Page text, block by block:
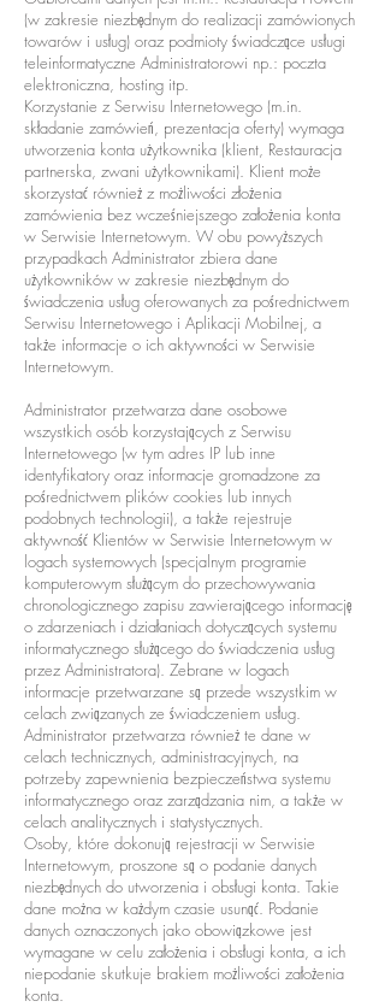
(w zakresie niezbędnym do realizacji zamówionych
towarów i usług) oraz podmioty świadczące usługi
teleinformatyczne Administratorowi np.: poczta
elektroniczna, hosting itp.
Korzystanie z Serwisu Internetowego (m.in.
składanie zamówień, prezentacja oferty) wymaga
utworzenia konta użytkownika (klient, Restauracja
partnerska, zwani użytkownikami). Klient może
skorzystać również z możliwości złożenia
zamówienia bez wcześniejszego założenia konta
w Serwisie Internetowym. W obu powyższych
przypadkach Administrator zbiera dane
użytkowników w zakresie niezbędnym do
świadczenia usług oferowanych za pośrednictwem
Serwisu Internetowego i Aplikacji Mobilnej, a
także informacje o ich aktywności w Serwisie
Internetowym.
Administrator przetwarza dane osobowe
wszystkich osób korzystających z Serwisu
Internetowego (w tym adres IP lub inne
identyfikatory oraz informacje gromadzone za
pośrednictwem plików cookies lub innych
podobnych technologii), a także rejestruje
aktywność Klientów w Serwisie Internetowym w
logach systemowych (specjalnym programie
komputerowym służącym do przechowywania
chronologicznego zapisu zawierającego informację
o zdarzeniach i działaniach dotyczących systemu
informatycznego służącego do świadczenia usług
przez Administratora). Zebrane w logach
informacje przetwarzane są przede wszystkim w
celach związanych ze świadczeniem usług.
Administrator przetwarza również te dane w
celach technicznych, administracyjnych, na
potrzeby zapewnienia bezpieczeństwa systemu
informatycznego oraz zarządzania nim, a także w
celach analitycznych i statystycznych.
Osoby, które dokonują rejestracji w Serwisie
Internetowym, proszone są o podanie danych
niezbędnych do utworzenia i obsługi konta. Takie
dane można w każdym czasie usunąć. Podanie
danych oznaczonych jako obowiązkowe jest
wymagane w celu założenia i obsługi konta, a ich
niepodanie skutkuje brakiem możliwości założenia
konta.